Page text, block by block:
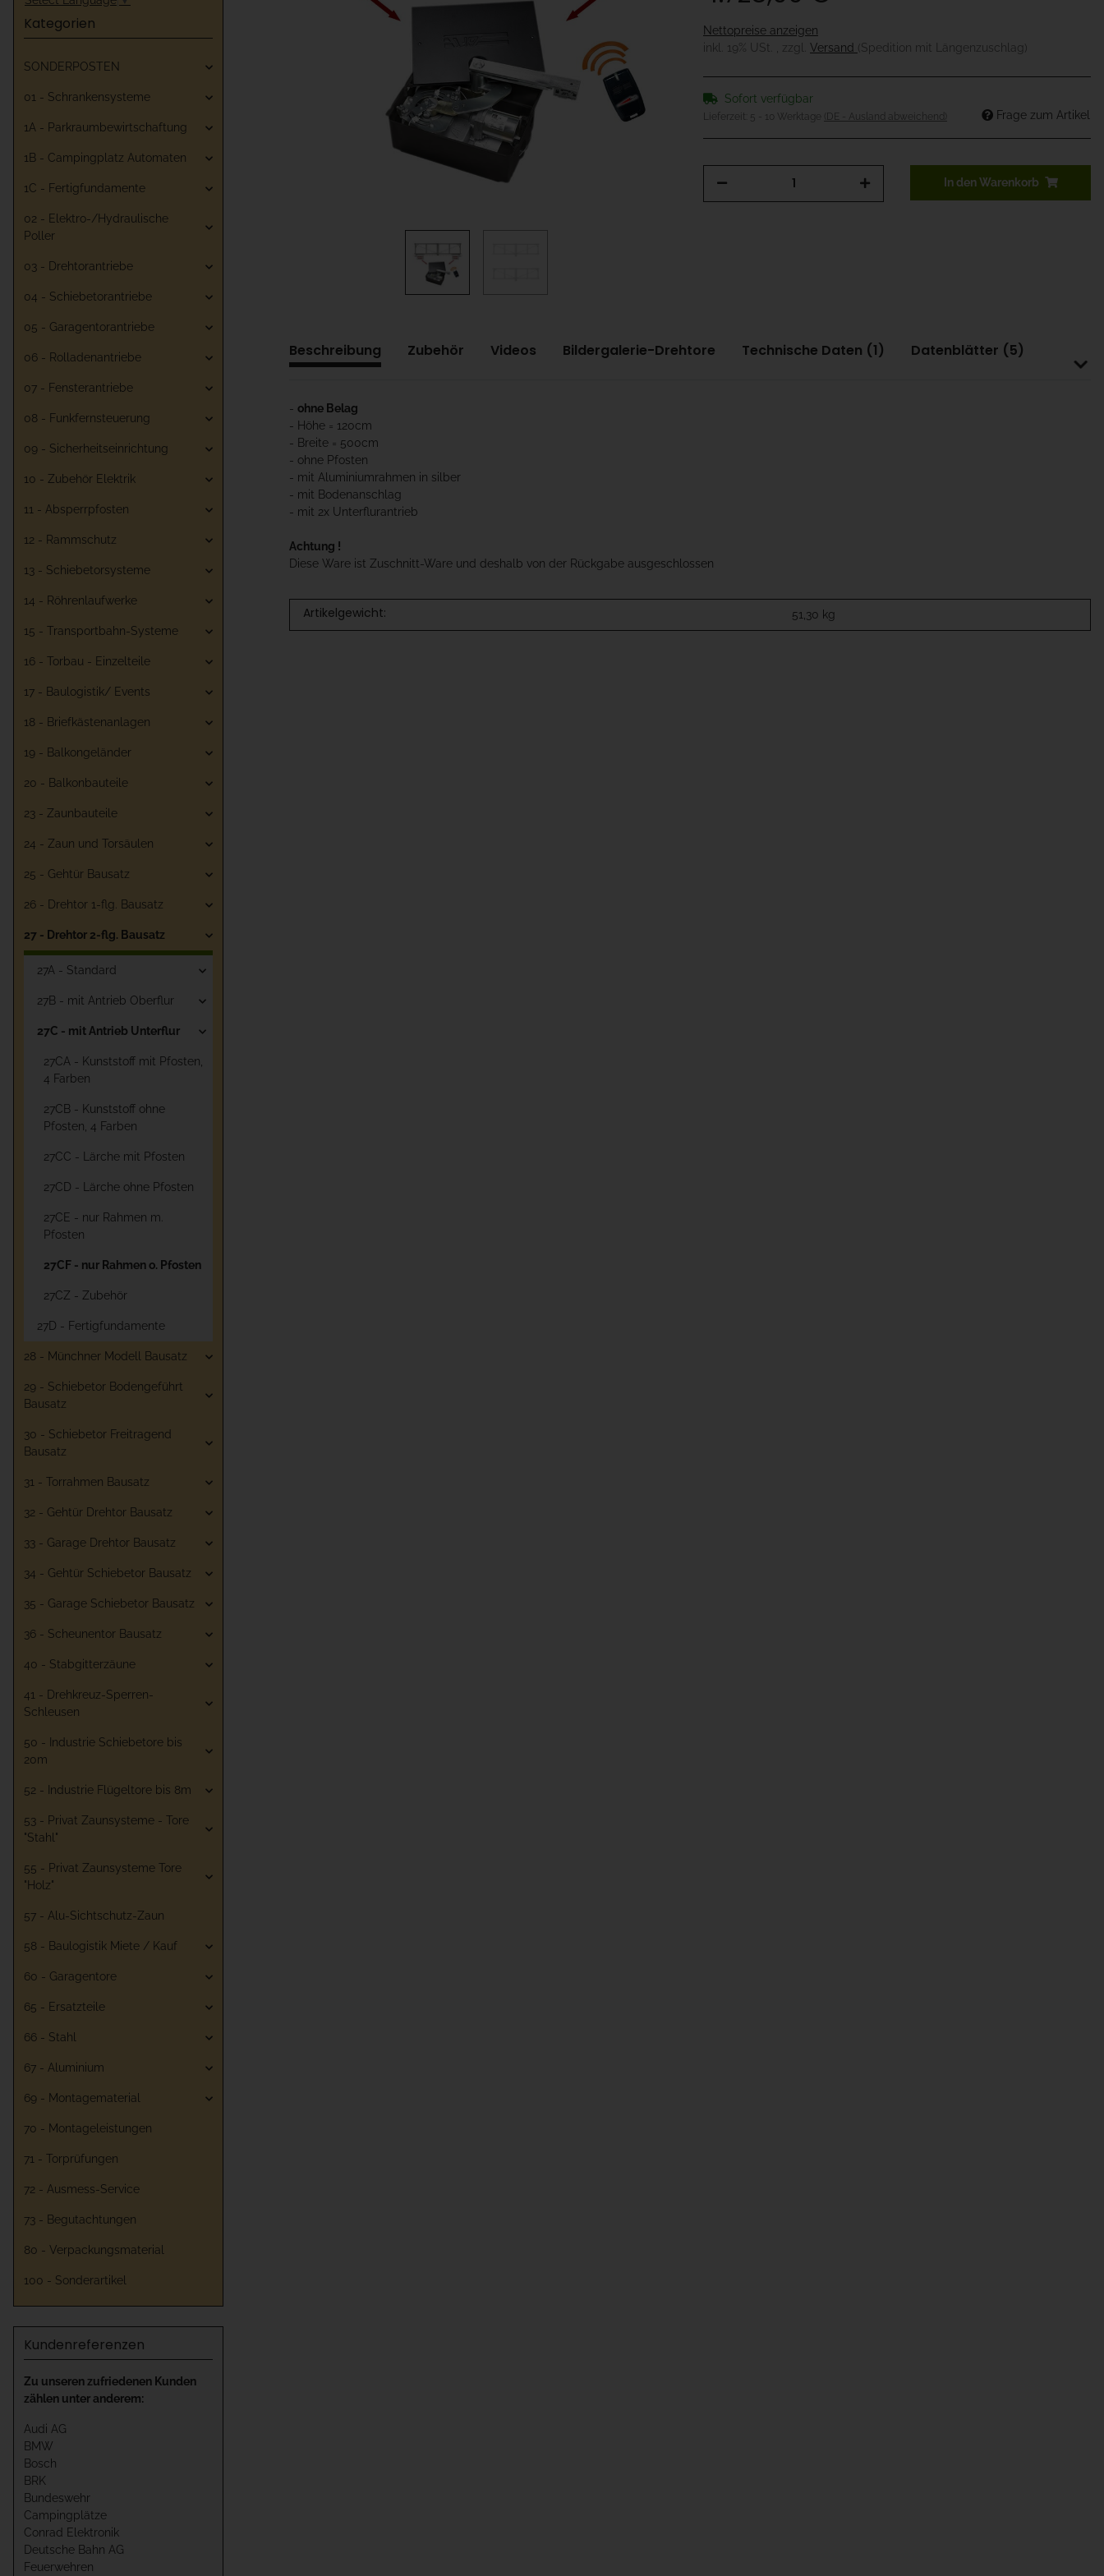
Nettopreise anzeigen
inkl. 19% USt. , zzgl. Versand (Spedition mit Längenzuschlag)
Sofort verfügbar
Lieferzeit: 5 - 10 Werktage (DE - Ausland abweichend) Frage zum Artikel
In den Warenkorb
Beschreibung Zubehör Videos Bildergalerie-Drehtore Technische Daten (1) Datenblätter (5)
- ohne Belag
- Höhe = 120cm
- Breite = 500cm
- ohne Pfosten
- mit Aluminiumrahmen in silber
- mit Bodenanschlag
- mit 2x Unterflurantrieb
Achtung !
Diese Ware ist Zuschnitt-Ware und deshalb von der Rückgabe ausgeschlossen
Artikelgewicht: 51,30 kg
Kategorien
SONDERPOSTEN
01 - Schrankensysteme
1A - Parkraumbewirtschaftung
1B - Campingplatz Automaten
1C - Fertigfundamente
02 - Elektro-/Hydraulische
Poller
03 - Drehtorantriebe
04 - Schiebetorantriebe
05 - Garagentorantriebe
06 - Rolladenantriebe
07 - Fensterantriebe
08 - Funkfernsteuerung
09 - Sicherheitseinrichtung
10 - Zubehör Elektrik
11 - Absperrpfosten
12 - Rammschutz
13 - Schiebetorsysteme
14 - Röhrenlaufwerke
15 - Transportbahn-Systeme
16 - Torbau - Einzelteile
17 - Baulogistik/ Events
18 - Briefkästenanlagen
19 - Balkongeländer
20 - Balkonbauteile
23 - Zaunbauteile
24 - Zaun und Torsäulen
25 - Gehtür Bausatz
26 - Drehtor 1-flg. Bausatz
27 - Drehtor 2-flg. Bausatz
27A - Standard
27B - mit Antrieb Oberflur
27C - mit Antrieb Unterflur
27CA - Kunststoff mit Pfosten,
4 Farben
27CB - Kunststoff ohne
Pfosten, 4 Farben
27CC - Lärche mit Pfosten
27CD - Lärche ohne Pfosten
27CE - nur Rahmen m.
Pfosten
27CF - nur Rahmen o. Pfosten
27CZ - Zubehör
27D - Fertigfundamente
28 - Münchner Modell Bausatz
29 - Schiebetor Bodengeführt
Bausatz
30 - Schiebetor Freitragend
Bausatz
31 - Torrahmen Bausatz
32 - Gehtür Drehtor Bausatz
33 - Garage Drehtor Bausatz
34 - Gehtür Schiebetor Bausatz
35 - Garage Schiebetor Bausatz
36 - Scheunentor Bausatz
40 - Stabgitterzäune
41 - Drehkreuz-Sperren-
Schleusen
50 - Industrie Schiebetore bis
20m
52 - Industrie Flügeltore bis 8m
53 - Privat Zaunsysteme - Tore
"Stahl"
55 - Privat Zaunsysteme Tore
"Holz"
57 - Alu-Sichtschutz-Zaun
58 - Baulogistik Miete / Kauf
60 - Garagentore
65 - Ersatzteile
66 - Stahl
67 - Aluminium
69 - Montagematerial
70 - Montageleistungen
71 - Torprüfungen
72 - Ausmess-Service
73 - Begutachtungen
80 - Verpackungsmaterial
100 - Sonderartikel
Kundenreferenzen
Zu unseren zufriedenen Kunden
zählen unter anderem:
Audi AG
BMW
Bosch
BRK
Bundeswehr
Campingplätze
Conrad Elektronik
Deutsche Bahn AG
Feuerwehren